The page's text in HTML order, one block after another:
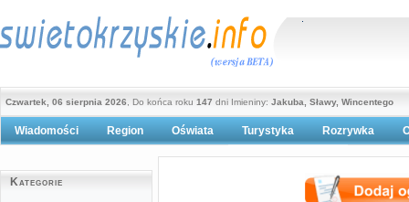
Czwartek, 06 sierpnia 2026 , Do końca roku 147 dni Imieniny: Jakuba, Sławy, Wincentego
Wiadomości Region Oświata Turystyka
Polityka prywatności
Rozrywka
Kategorie